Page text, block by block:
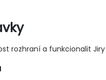
rozhraní a funkcionalit Jiry